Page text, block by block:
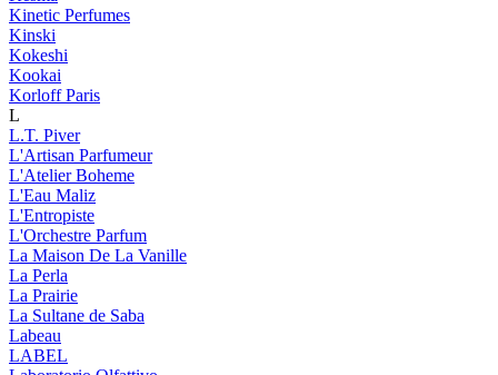
Kinetic Perfumes
Kinski
Kokeshi
Kookai
Korloff Paris
L
L.T. Piver
L'Artisan Parfumeur
L'Atelier Boheme
L'Eau Maliz
L'Entropiste
L'Orchestre Parfum
La Maison De La Vanille
La Perla
La Prairie
La Sultane de Saba
Labeau
LABEL